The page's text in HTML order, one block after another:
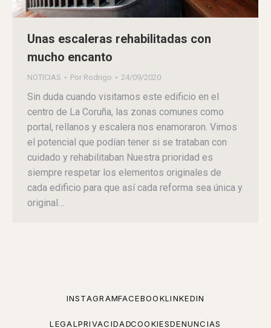
Unas escaleras rehabilitadas con
mucho encanto
NOTICIAS Por Rodrigo 24/09/2020
Sin duda cuando visitamos este edificio en el
centro de La Coruña, las zonas comunes como
portal, rellanos y escalera nos enamoraron. Vimos
el potencial que podían tener si se trataban con
cuidado y rehabilitaban Nuestra prioridad es
siempre respetar los elementos originales de
cada edificio para que así cada reforma sea única y
original…
INSTAGRAMFACEBOOKLINKEDIN
LEGAL PRIVACIDADCOOKIESDENUNCIAS